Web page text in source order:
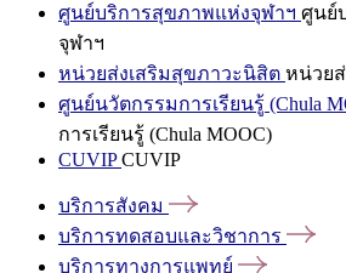
ศูนย์บริการสุขภาพแห่งจุฬาฯ ศูนย์
จุฬาฯ
หน่วยส่งเสริมสุขภาวะนิสิต หน่วย
ศูนย์นวัตกรรมการเรียนรู้ (Chula
การเรียนรู้ (Chula MOOC)
CUVIPCUVIP
บริการสังคม
บริการทดสอบและวิชาการ
บริการทางการแพทย์